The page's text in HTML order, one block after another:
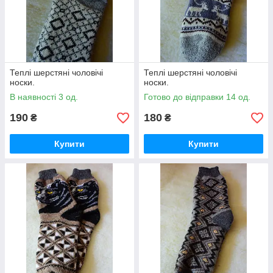
Теплі шерстяні чоловічі
носки.
В наявності 3 од.
190 ₴
Купити
Теплі шерстяні чоловічі
носки.
Готово до відправки 14 од.
180 ₴
Купити